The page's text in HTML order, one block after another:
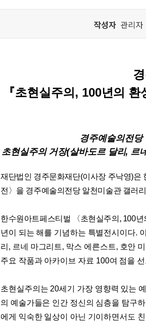
작성자 관리자
『초현실주의 , 100년의 환
경주예술의전당
초현실주의 거장(살바도르 달리, 르
재단법인 경주문화재단(이사장 주낙영)은
전 〉 을 경주예술의전당 알천미술관 갤러
한수원아트페스티벌 〈초현실주의 , 100년
년이 되는 해를 기념하는 특별전시이다.
리 , 르네 마그리트, 막스 에른스트, 호안
주요 작품과 아카이브 자료 100여 점을
초현실주의는 20세기 가장 영향력 있는
의 예술가들은 인간 정신의 심층을 탐구
에게 익숙한 일상이 아닌 기이하면서도